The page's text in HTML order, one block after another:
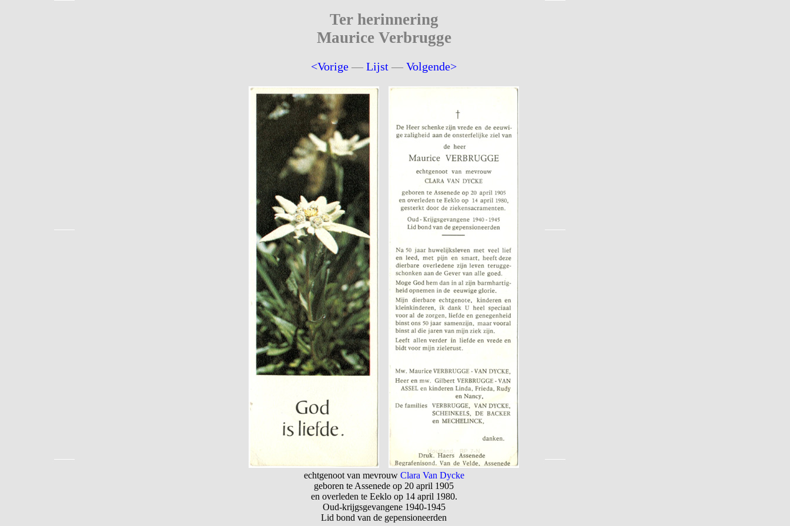
Ter herinnering
Maurice Verbrugge
<Vorige —Lijst —Volgende>
echtgenoot van mevrouw Clara Van Dycke
geboren te Assenede op 20 april 1905
en overleden te Eeklo op 14 april 1980.
Oud-krijgsgevangene 1940-1945
Lid bond van de gepensioneerden